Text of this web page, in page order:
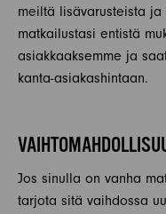
meiltä lisävarusteista
matkailustasi entistä
asiakkaaksemme ja
kanta-asiakashintaan.
Jos sinulla on vanha
tarjota sitä vaihdossa